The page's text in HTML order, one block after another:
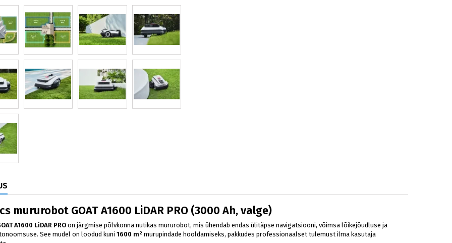
mururobot GOAT A1600 LiDAR PRO (3000 Ah, valge)
A1600 LiDAR PROon järgmise põlvkonna nutikas mururobot, mis ühendab endas ülitäpse navigatsiooni, võimsa lõikejõudluse ja
See mudel on loodud kuni 1600 m² murupindade hooldamiseks, pakkudes professionaalset tulemust ilma kasutaja